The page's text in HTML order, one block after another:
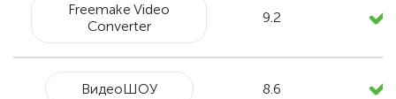
Freemake Video
Converter
9.2
ВидеоШОУ 8.6